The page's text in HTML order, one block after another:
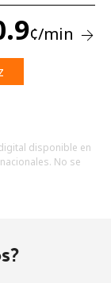
una contraseña
de acuerdo con
¢/min
disponible en
No se